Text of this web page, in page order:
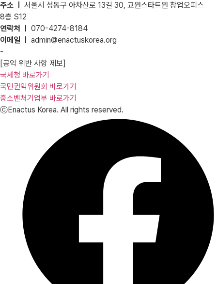
주소 ㅣ 서울시 성동구 아차산로 13길 30, 교원스타트원 창업오피스
8층 S12
연락처 ㅣ 070-4274-8184
이메일 ㅣ admin@enactuskorea.org
-
[공익 위반 사항 제보]
국세청 바로가기
국민권익위원회 바로가기
중소벤처기업부 바로가기
ⓒEnactus Korea. All rights reserved.